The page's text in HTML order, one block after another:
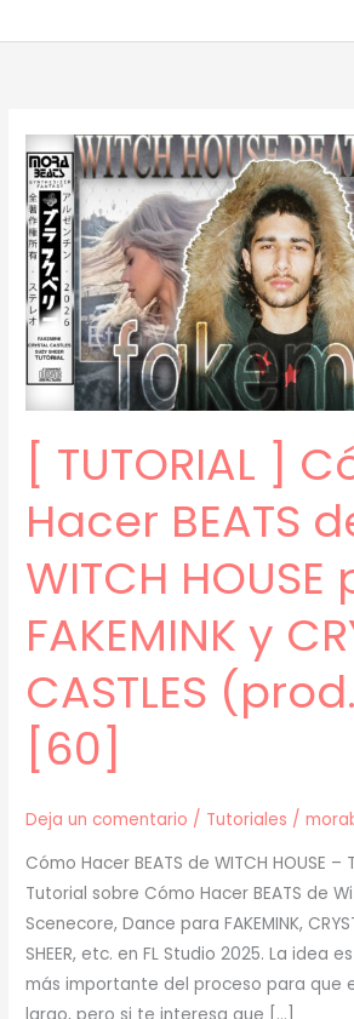
[ TUTORIAL ]
Hacer BEATS
WITCH
FAKEMINK y
CASTLES
[60]
Deja un comentario / Tutoriales /
Cómo Hacer BEATS de WITCH HOUSE
Tutorial sobre Cómo Hacer BEATS de
Scenecore, Dance para FAKEMINK,
SHEER, etc. en FL Studio 2025. La idea
más importante del proceso para que